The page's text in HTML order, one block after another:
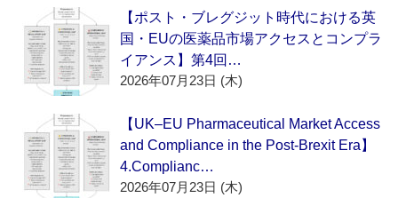
【ポスト・ブレグジット時代における英
国・EUの医薬品市場アクセスとコンプラ
イアンス】第4回…
2026年07月23日 (木)
【UK–EU Pharmaceutical Market Access
and Compliance in the Post-Brexit Era】
4.Complianc…
2026年07月23日 (木)